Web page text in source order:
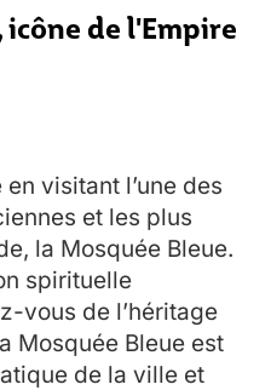
icône de l'Empire
visitant l’une des
et les plus
la Mosquée Bleue.
spirituelle
vous de l’héritage
Mosquée Bleue est
de la ville et